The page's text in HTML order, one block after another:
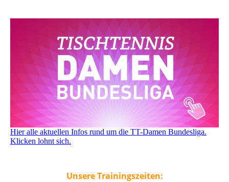
Hier alle aktuellen Infos rund um die TT-Damen Bundesliga.
Klicken lohnt sich.
Unsere Trainingszeiten: